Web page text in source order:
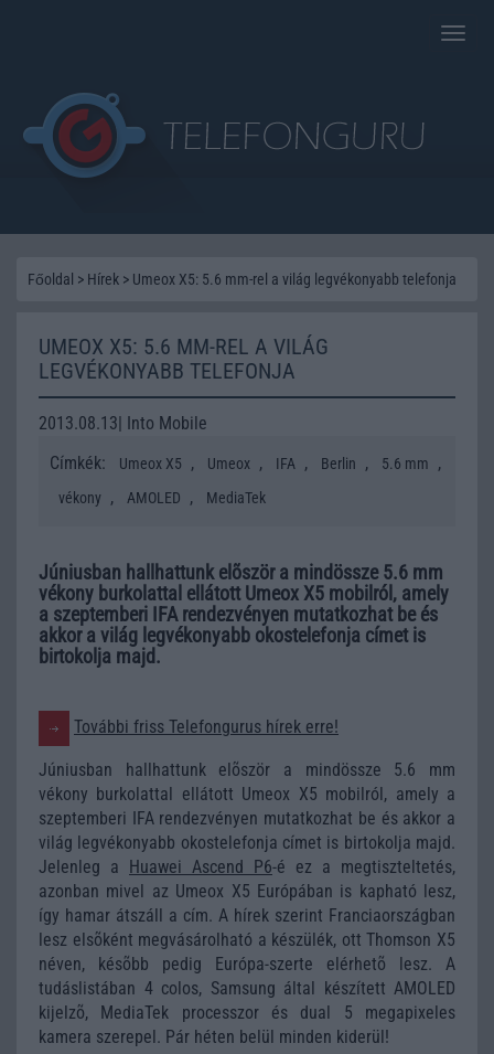
Toggle
Főoldal > Hírek > Umeox X5: 5.6 mm-rel a világ legvékonyabb telefonja
UMEOX X5: 5.6 MM-REL A VILÁG
LEGVÉKONYABB TELEFONJA
2013.08.13| Into Mobile
Címkék:
Umeox X5 , Umeox , IFA , Berlin , 5.6 mm ,
vékony , AMOLED , MediaTek
Júniusban hallhattunk elõször a mindössze 5.6 mm
vékony burkolattal ellátott Umeox X5 mobilról, amely
a szeptemberi IFA rendezvényen mutatkozhat be és
akkor a világ legvékonyabb okostelefonja címet is
birtokolja majd.
További friss Telefongurus hírek erre!
Júniusban hallhattunk elõször a mindössze 5.6 mm
vékony burkolattal ellátott Umeox X5 mobilról, amely a
szeptemberi IFA rendezvényen mutatkozhat be és akkor a
világ legvékonyabb okostelefonja címet is birtokolja majd.
Jelenleg a Huawei Ascend P6-é ez a megtiszteltetés,
azonban mivel az Umeox X5 Európában is kapható lesz,
így hamar átszáll a cím. A hírek szerint Franciaországban
lesz elsõként megvásárolható a készülék, ott Thomson X5
néven, késõbb pedig Európa-szerte elérhetõ lesz. A
tudáslistában 4 colos, Samsung által készített AMOLED
kijelzõ, MediaTek processzor és dual 5 megapixeles
kamera szerepel. Pár héten belül minden kiderül!